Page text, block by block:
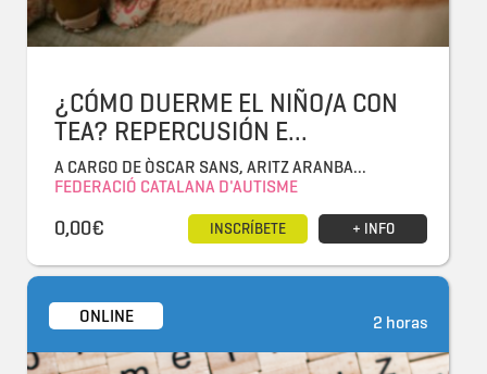
¿CÓMO DUERME EL NIÑO/A CON
TEA? REPERCUSIÓN E...
A CARGO DE ÒSCAR SANS, ARITZ ARANBA...
FEDERACIÓ CATALANA D'AUTISME
0,00€ + INFO
INSCRÍBETE
2 horas
ONLINE